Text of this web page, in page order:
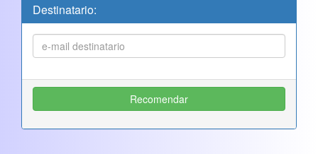
Destinatario: